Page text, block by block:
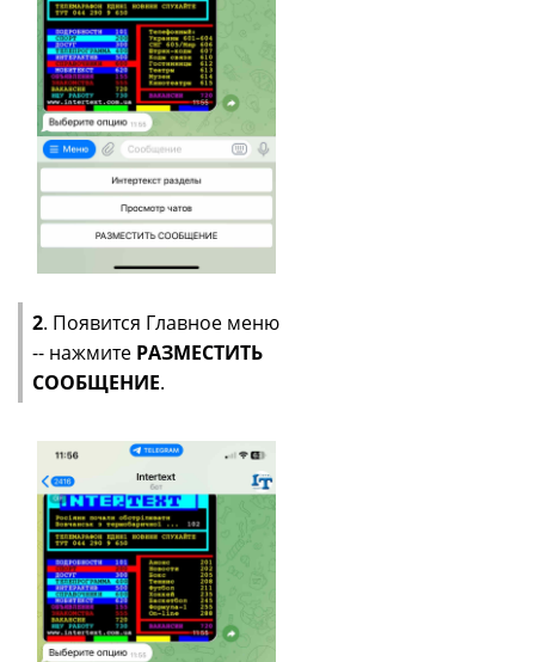
2. Появится Главное меню
-- нажмите РАЗМЕСТИТЬ
СООБЩЕНИЕ.